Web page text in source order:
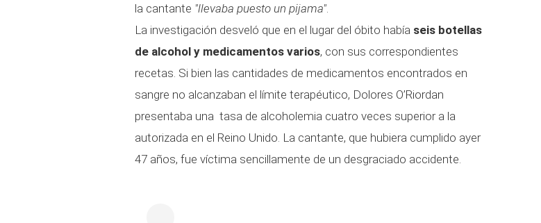
la cantante "llevaba puesto un pijama"
La investigación desveló que en el lugar del óbito había seis botellas
de alcohol y medicamentos varios, con sus correspondientes
recetas. Si bien las cantidades de medicamentos encontrados en
sangre no alcanzaban el límite terapéutico, Dolores O’Riordan
presentaba una tasa de alcoholemia cuatro veces superior a la
autorizada en el Reino Unido. La cantante, que hubiera cumplido ayer
47 años, fue víctima sencillamente de un desgraciado accidente.